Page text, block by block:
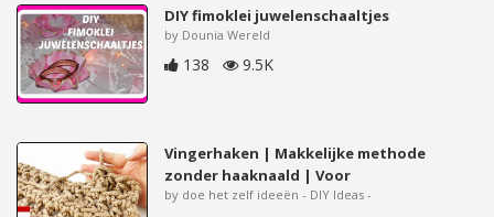
DIY fimoklei juwelenschaaltjes
by Dounia Wereld
138 9.5K
Vingerhaken | Makkelijke methode
zonder haaknaald | Voor
by doe het zelf ideeën - DIY Ideas -